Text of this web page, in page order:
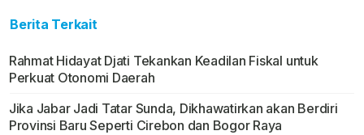
Berita Terkait
Rahmat Hidayat Djati Tekankan Keadilan Fiskal untuk
Perkuat Otonomi Daerah
Jika Jabar Jadi Tatar Sunda, Dikhawatirkan akan Berdiri
Provinsi Baru Seperti Cirebon dan Bogor Raya